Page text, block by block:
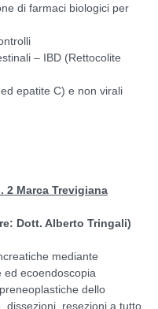
di farmaci biologici per
– IBD (Rettocolite
epatite C) e non virali
2 Marca Trevigiana
Dott. Alberto Tringali)
mediante
ed ecoendoscopia
dello
dissezioni, resezioni a tutto